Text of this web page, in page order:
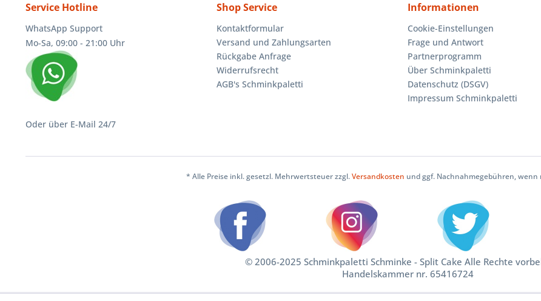
Service Hotline
WhatsApp Support
Mo-Sa, 09:00 - 21:00 Uhr
Oder über E-Mail 24/7
Shop Service
Kontaktformular
Versand und Zahlungsarten
Rückgabe Anfrage
Widerrufsrecht
AGB's Schminkpaletti
Informationen
Cookie-Einstellungen
Frage und Antwort
Partnerprogramm
Über Schminkpaletti
Datenschutz (DSGV)
Impressum Schminkpaletti
* Alle Preise inkl. gesetzl. Mehrwertsteuer zzgl.Versandkosten und ggf. Nachnahmegebühren,
© 2006-2025 Schminkpaletti Schminke - Split Cake Alle Rechte
Handelskammer nr. 65416724